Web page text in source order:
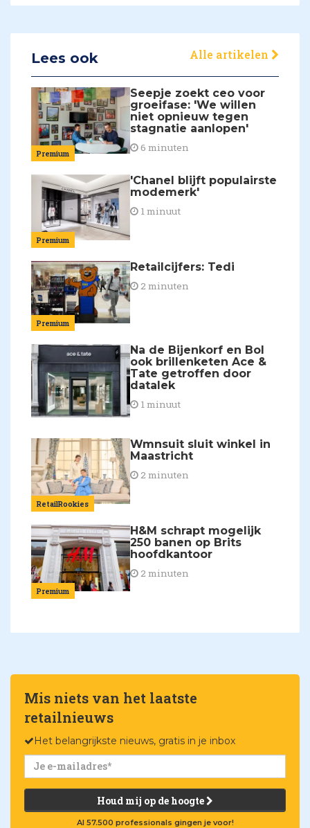
Lees ook Alle artikelen
Premium
Seepje zoekt ceo voor
groeifase: 'We willen
niet opnieuw tegen
stagnatie aanlopen'
6 minuten
Premium
'Chanel blijft populairste
modemerk'
1 minuut
Premium
Retailcijfers: Tedi
2 minuten
Na de Bijenkorf en Bol
ook brillenketen Ace &
Tate getroffen door
datalek
1 minuut
RetailRookies
Wmnsuit sluit winkel in
Maastricht
2 minuten
Premium
H&M schrapt mogelijk
250 banen op Brits
hoofdkantoor
2 minuten
Mis niets van het laatste
retailnieuws
Het belangrijkste nieuws, gratis in je inbox
Houd mij op de hoogte
Al 57.500 professionals gingen je voor!